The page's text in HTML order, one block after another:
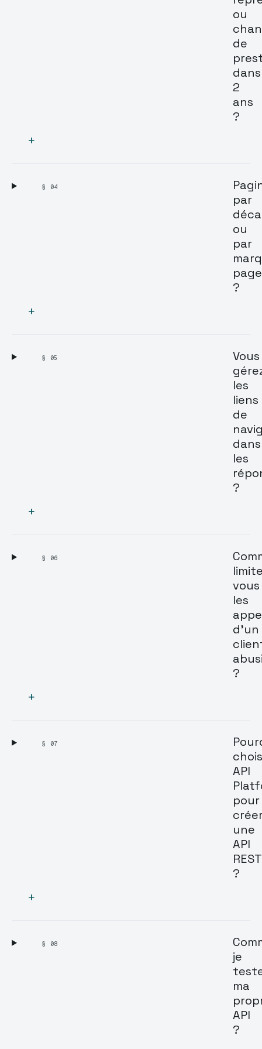
ou
de
dans
2
ans
?
+
§ 04
par
ou
par
page
?
+
§ 05
Vous
les
liens
de
dans
les
?
+
§ 06
vous
les
d'un
?
+
§ 07
API
pour
une
API
REST
?
+
§ 08
je
ma
API
?